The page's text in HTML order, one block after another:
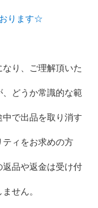
ります☆
り、ご理解頂いた
どうか常識的な範
で出品を取り消す
ティをお求めの方
返品や返金は受け付
せん。